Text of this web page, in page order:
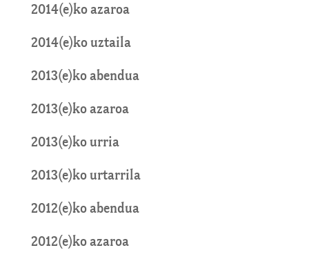
2014(e)ko azaroa
2014(e)ko uztaila
2013(e)ko abendua
2013(e)ko azaroa
2013(e)ko urria
2013(e)ko urtarrila
2012(e)ko abendua
2012(e)ko azaroa